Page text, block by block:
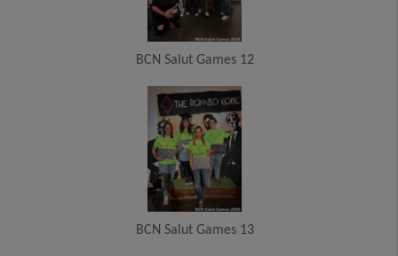
BCN Salut Games 12
BCN Salut Games 13